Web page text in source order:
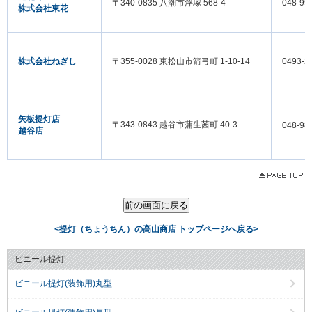
株式会社東花
〒340-0835 八潮市浮塚 568-4 048-
株式会社ねぎし 〒355-0028 東松山市箭弓町 1-10-14 0493-
矢板提灯店
越谷店
〒343-0843 越谷市蒲生茜町 40-3 048-
<提灯（ちょうちん）の高山商店 トップページへ戻る>
ビニール提灯
ビニール提灯(装飾用)丸型